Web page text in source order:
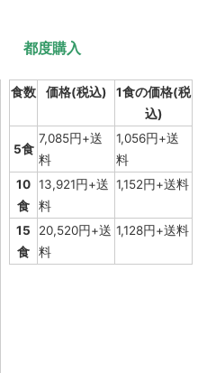
都度購入
食数 価格(税込)
1食の価格(税
込)
5食
7,085円+送
料
1,056円+送
料
10
食
13,921円+送
料
1,152円+送料
15
食
20,520円+送
料
1,128円+送料